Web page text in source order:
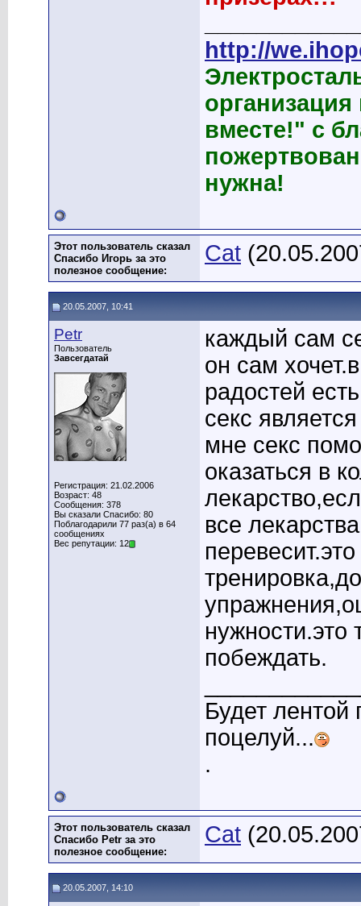
http://
вместе!" с
нужна!
Этот пользователь сказал
Спасибо Игорь за это
полезное сообщение:
Cat
20.05.2007, 10:41
Petr
Пользователь
Завсегдатай
Регистрация: 21.02.2006
Возраст: 48
Сообщения: 378
Вы сказали Спасибо: 80
Поблагодарили 77 раз(а) в 64
сообщениях
Вес репутации: 12
каждый сам
он сам
радостей
секс
мне секс
оказаться в
все
нужности.это
побеждать.
Будет лентой
поцелуй...
.
Этот пользователь сказал
Спасибо Petr за это
полезное сообщение:
Cat
20.05.2007, 14:10